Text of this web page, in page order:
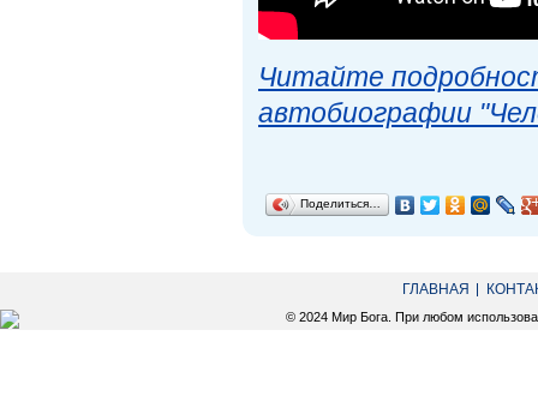
Читайте
автобиографии
Поделиться…
ГЛАВНАЯ
© 2024 Мир Бога. При любом